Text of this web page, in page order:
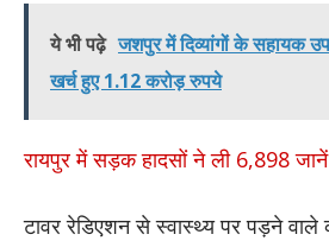
ये भी पढ़े जशपुर में दिव्यांगों के सहायक
खर्च हुए 1.12 करोड़ रुपये
रायपुर में सड़क हादसों ने ली 6,898 जानें
टावर रेडिएशन से स्वास्थ्य पर पड़ने वाले